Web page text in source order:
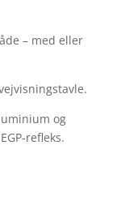
– med eller
og
refleks.